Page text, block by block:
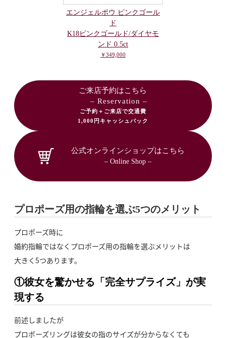
エンジェルボウ ピンクゴール
ド
K18ピンクゴールド/ダイヤモ
ンド 0.5ct
￥349,000
ご来店予約はこちら
– Reservation –
ご予約＋ご来店で交通費
1,000円キャッシュバック
公式オンラインショップはこちら
– Online Shop –
プロポーズ用の指輪を選ぶ5つのメリット
プロポーズ時に
婚約指輪ではなくプロポーズ用の指輪を選ぶメリットは
大きく5つあります。
①彼女を驚かせる「完全サプライズ」が実
現する
前述しましたが
プロポーズリングは彼女の指のサイズが分からなくても